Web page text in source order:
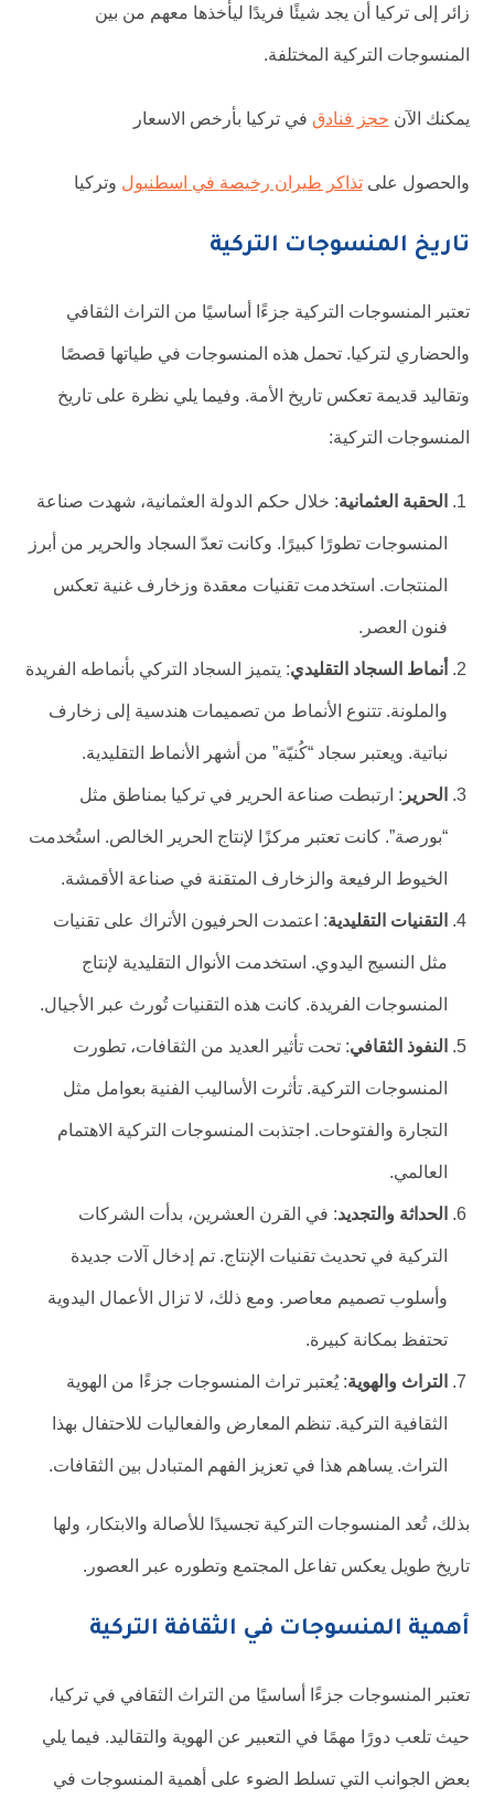
زائر إلى تركيا أن يجد شيئًا فريدًا ليأخذها معهم من بين
المنسوجات التركية المختلفة.
يمكنك الآن حجز فنادقفي تركيا بأرخص الاسعار
والحصول على تذاكر طيران رخيصة في اسطنبولوتركيا
تاريخ المنسوجات التركية
تعتبر المنسوجات التركية جزءًا أساسيًا من التراث الثقافي
والحضاري لتركيا. تحمل هذه المنسوجات في طياتها قصصًا
وتقاليد قديمة تعكس تاريخ الأمة. وفيما يلي نظرة على تاريخ
المنسوجات التركية:
الحقبة العثمانية: خلال حكم الدولة العثمانية، شهدت صناعة
المنسوجات تطورًا كبيرًا. وكانت تعدّ السجاد والحرير من أبرز
المنتجات. استخدمت تقنيات معقدة وزخارف غنية تعكس
فنون العصر.
أنماط السجاد التقليدي: يتميز السجاد التركي بأنماطه الفريدة
والملونة. تتنوع الأنماط من تصميمات هندسية إلى زخارف
نباتية. ويعتبر سجاد “كُنيّة” من أشهر الأنماط التقليدية.
الحرير : ارتبطت صناعة الحرير في تركيا بمناطق مثل
“بورصة”. كانت تعتبر مركزًا لإنتاج الحرير الخالص. استُخدمت
الخيوط الرفيعة والزخارف المتقنة في صناعة الأقمشة.
التقنيات التقليدية: اعتمدت الحرفيون الأتراك على تقنيات
مثل النسيج اليدوي. استخدمت الأنوال التقليدية لإنتاج
المنسوجات الفريدة. كانت هذه التقنيات تُورث عبر الأجيال.
النفوذ الثقافي: تحت تأثير العديد من الثقافات، تطورت
المنسوجات التركية. تأثرت الأساليب الفنية بعوامل مثل
التجارة والفتوحات. اجتذبت المنسوجات التركية الاهتمام
العالمي.
الحداثة والتجديد: في القرن العشرين، بدأت الشركات
التركية في تحديث تقنيات الإنتاج. تم إدخال آلات جديدة
وأسلوب تصميم معاصر. ومع ذلك، لا تزال الأعمال اليدوية
تحتفظ بمكانة كبيرة.
التراث والهوية: يُعتبر تراث المنسوجات جزءًا من الهوية
الثقافية التركية. تنظم المعارض والفعاليات للاحتفال بهذا
التراث. يساهم هذا في تعزيز الفهم المتبادل بين الثقافات.
بذلك، تُعد المنسوجات التركية تجسيدًا للأصالة والابتكار، ولها
تاريخ طويل يعكس تفاعل المجتمع وتطوره عبر العصور.
أهمية المنسوجات في الثقافة التركية
تعتبر المنسوجات جزءًا أساسيًا من التراث الثقافي في تركيا،
حيث تلعب دورًا مهمًا في التعبير عن الهوية والتقاليد. فيما يلي
بعض الجوانب التي تسلط الضوء على أهمية المنسوجات في